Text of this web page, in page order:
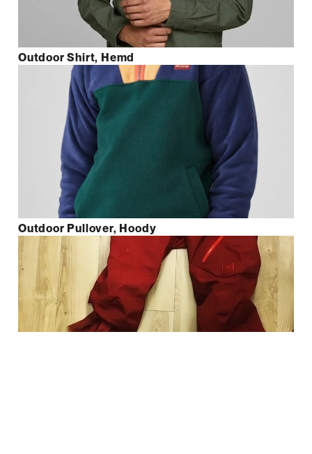
Outdoor Shirt, Hemd
Outdoor Pullover, Hoody